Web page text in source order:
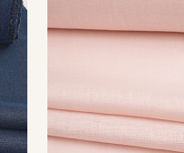
Секретная
Мы публикуем здесь
промокоды и скидки до